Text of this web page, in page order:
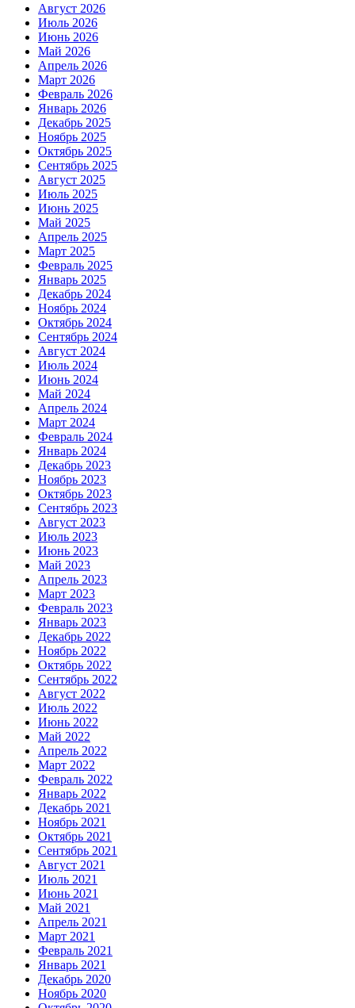
Август 2026
Июль 2026
Июнь 2026
Май 2026
Апрель 2026
Март 2026
Февраль 2026
Январь 2026
Декабрь 2025
Ноябрь 2025
Октябрь 2025
Сентябрь 2025
Август 2025
Июль 2025
Июнь 2025
Май 2025
Апрель 2025
Март 2025
Февраль 2025
Январь 2025
Декабрь 2024
Ноябрь 2024
Октябрь 2024
Сентябрь 2024
Август 2024
Июль 2024
Июнь 2024
Май 2024
Апрель 2024
Март 2024
Февраль 2024
Январь 2024
Декабрь 2023
Ноябрь 2023
Октябрь 2023
Сентябрь 2023
Август 2023
Июль 2023
Июнь 2023
Май 2023
Апрель 2023
Март 2023
Февраль 2023
Январь 2023
Декабрь 2022
Ноябрь 2022
Октябрь 2022
Сентябрь 2022
Август 2022
Июль 2022
Июнь 2022
Май 2022
Апрель 2022
Март 2022
Февраль 2022
Январь 2022
Декабрь 2021
Ноябрь 2021
Октябрь 2021
Сентябрь 2021
Август 2021
Июль 2021
Июнь 2021
Май 2021
Апрель 2021
Март 2021
Февраль 2021
Январь 2021
Декабрь 2020
Ноябрь 2020